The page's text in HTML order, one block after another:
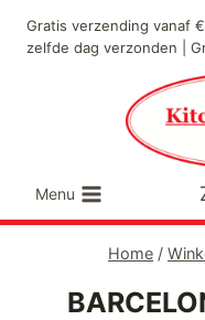
naar
Gratis verzending vanaf
zelfde dag verzonden |
Menu
Home /